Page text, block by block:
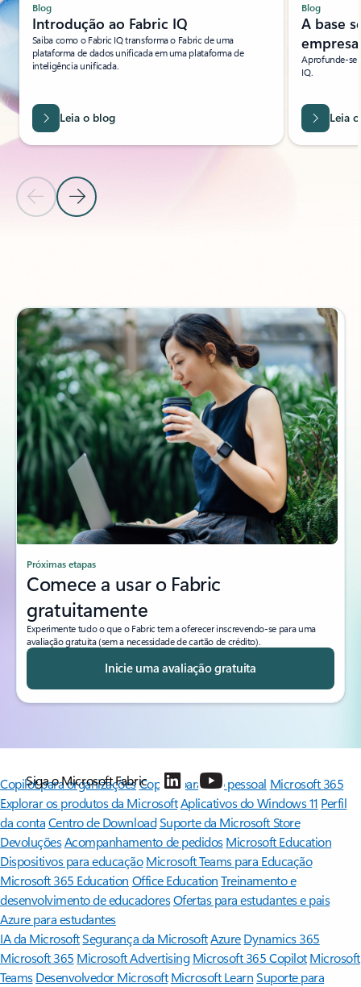
Slide AnteriorPróximo Slide
Blog
Introdução ao Fabric IQ
Saiba como o Fabric IQ transforma o Fabric de uma
plataforma de dados unificada em uma plataforma de
inteligência unificada.
Leia o blog
Blog
A base
Aprofunde-se
IQ.
Leia
Próximas etapas
Comece a usar o Fabric
gratuitamente
Experimente tudo o que o Fabric tem a oferecer inscrevendo-se para uma
avaliação gratuita (sem a necessidade de cartão de crédito).
Inicie uma avaliação gratuita
Siga o Microsoft Fabric
Copilot para organizaçõesCopilot para uso pessoal Microsoft 365
Explorar os produtos da MicrosoftAplicativos do Windows 11 Perfil
da contaCentro de DownloadSuporte da Microsoft Store
DevoluçõesAcompanhamento de pedidos Microsoft Education
Dispositivos para educação Microsoft Teams para Educação
Microsoft 365 Education Office Education Treinamento e
desenvolvimento de educadoresOfertas para estudantes e pais
Azure para estudantes
IA da MicrosoftSegurança da MicrosoftAzureDynamics 365
Microsoft 365 Microsoft Advertising Microsoft 365 Copilot Microsoft
Teams Desenvolvedor Microsoft Microsoft LearnSuporte para